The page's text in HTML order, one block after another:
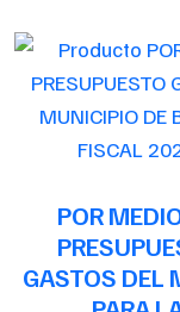
POR
GASTOS DEL